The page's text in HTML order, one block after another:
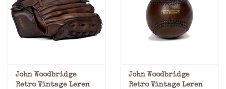
John Woodbridge
Retro Vintage Leren
John Woodbridge
Retro Vintage Leren